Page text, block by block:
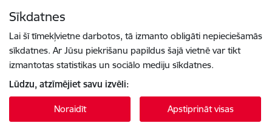
Sīkdatnes
Lai šī tīmekļvietne darbotos, tā izmanto obligāti nepieciešamās
sīkdatnes. Ar Jūsu piekrišanu papildus šajā vietnē var tikt
izmantotas statistikas un sociālo mediju sīkdatnes.
Lūdzu, atzīmējiet savu izvēli:
Noraidīt Apstiprināt visas